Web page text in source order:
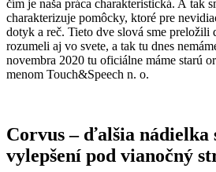
čím je naša práca charakteristická. A tak
charakterizuje pomôcky, ktoré pre
dotyk a reč. Tieto dve slová sme preložili
rozumeli aj vo svete, a tak tu dnes
novembra 2020 tu oficiálne máme starú
menom Touch&Speech n. o.
Corvus – ďalšia nádielka
vylepšení pod vianočný